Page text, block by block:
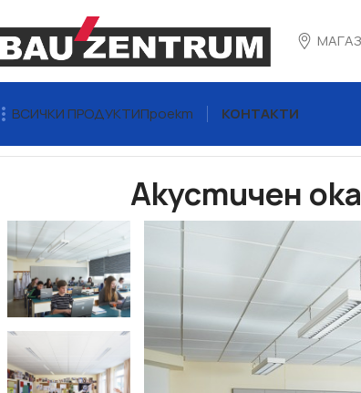
ВСИЧКИ ПРОДУКТИПроект КОНТАКТИ
Акустичен